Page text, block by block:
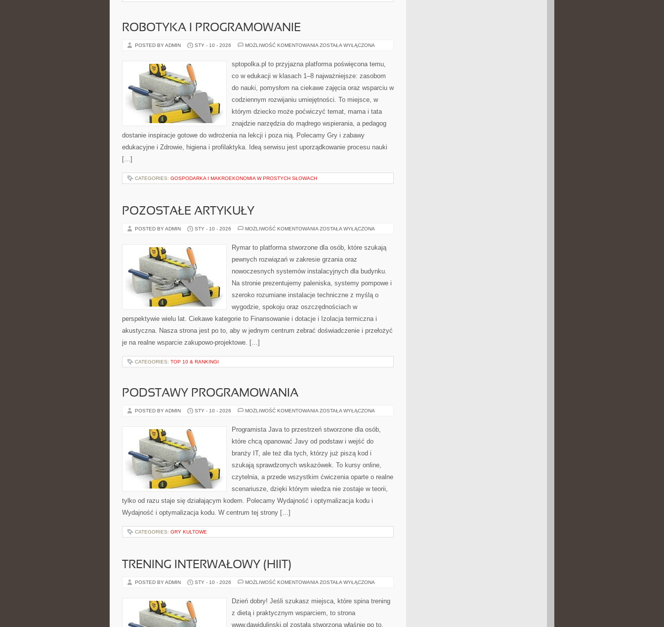
ROBOTYKA I PROGRAMOWANIE
POSTED BY ADMIN STY - 10 - 2026 MOŻLIWOŚĆ KOMENTOWANIA ROBOTYKA
ZOSTAŁA WYŁĄCZONA
sptopolka.pl to przyjazna platforma poświęcona temu,
co w edukacji w klasach 1–8 najważniejsze: zasobom
do nauki, pomysłom na ciekawe zajęcia oraz wsparciu w
codziennym rozwijaniu umiejętności. To miejsce, w
którym dziecko może poćwiczyć temat, mama i tata
znajdzie narzędzia do mądrego wspierania, a pedagog
dostanie inspiracje gotowe do wdrożenia na lekcji i poza nią. Polecamy Gry i zabawy
edukacyjne i Zdrowie, higiena i profilaktyka. Ideą serwisu jest uporządkowanie procesu nauki
[…]
CATEGORIES: GOSPODARKA I MAKROEKONOMIA W PROSTYCH SŁOWACH
POZOSTAŁE ARTYKUŁY
POSTED BY ADMIN STY - 10 - 2026 MOŻLIWOŚĆ KOMENTOWANIA POZOSTAŁE
ZOSTAŁA WYŁĄCZONA
Rymar to platforma stworzone dla osób, które szukają
pewnych rozwiązań w zakresie grzania oraz
nowoczesnych systemów instalacyjnych dla budynku.
Na stronie prezentujemy paleniska, systemy pompowe i
szeroko rozumiane instalacje techniczne z myślą o
wygodzie, spokoju oraz oszczędnościach w
perspektywie wielu lat. Ciekawe kategorie to Finansowanie i dotacje i Izolacja termiczna i
akustyczna. Nasza strona jest po to, aby w jednym centrum zebrać doświadczenie i przełożyć
je na realne wsparcie zakupowo-projektowe. […]
CATEGORIES: TOP 10 & RANKINGI
PODSTAWY PROGRAMOWANIA
POSTED BY ADMIN STY - 10 - 2026 MOŻLIWOŚĆ KOMENTOWANIA PODSTAWY
ZOSTAŁA WYŁĄCZONA
Programista Java to przestrzeń stworzone dla osób,
które chcą opanować Javy od podstaw i wejść do
branży IT, ale też dla tych, którzy już piszą kod i
szukają sprawdzonych wskazówek. To kursy online,
czytelnia, a przede wszystkim ćwiczenia oparte o realne
scenariusze, dzięki którym wiedza nie zostaje w teorii,
tylko od razu staje się działającym kodem. Polecamy Wydajność i optymalizacja kodu i
Wydajność i optymalizacja kodu. W centrum tej strony […]
CATEGORIES: GRY KULTOWE
TRENING INTERWAŁOWY (HIIT)
POSTED BY ADMIN STY - 10 - 2026 MOŻLIWOŚĆ KOMENTOWANIA TRENING
ZOSTAŁA WYŁĄCZONA
Dzień dobry! Jeśli szukasz miejsca, które spina trening
z dietą i praktycznym wsparciem, to strona
www.dawidulinski.pl została stworzona właśnie po to,